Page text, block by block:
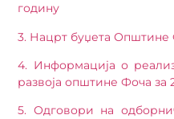
годину
3. Нацрт буџета Општине
4. Информација о
развоја општине Фоча за
5. Одговори на